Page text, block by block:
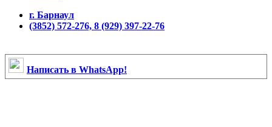
г. Барнаул
(3852) 572-276, 8 (929) 397-22-76
Написать в WhatsApp!